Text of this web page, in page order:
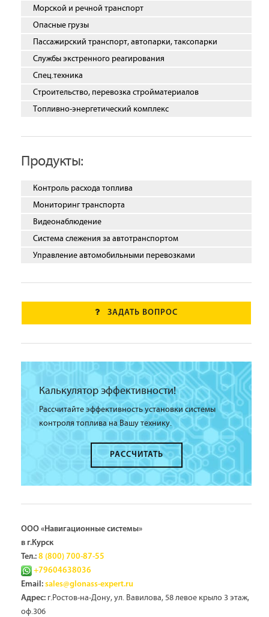
Морской и речной транспорт
Опасные грузы
Пассажирский транспорт, автопарки, таксопарки
Службы экстренного реагирования
Спец.техника
Строительство, перевозка стройматериалов
Топливно-энергетический комплекс
Продукты:
Контроль расхода топлива
Мониторинг транспорта
Видеонаблюдение
Система слежения за автотранспортом
Управление автомобильными перевозками
ЗАДАТЬ ВОПРОС
Калькулятор эффективности!
Рассчитайте эффективность установки системы
контроля топлива на Вашу технику.
РАССЧИТАТЬ
ООО «Навигационные системы»
в г.Курск
Тел.: 8 (800) 700-87-55
+79604638036
Email: sales@glonass-expert.ru
Адрес: г.Ростов-на-Дону, ул. Вавилова, 58 левое крыло 3 этаж,
оф.306